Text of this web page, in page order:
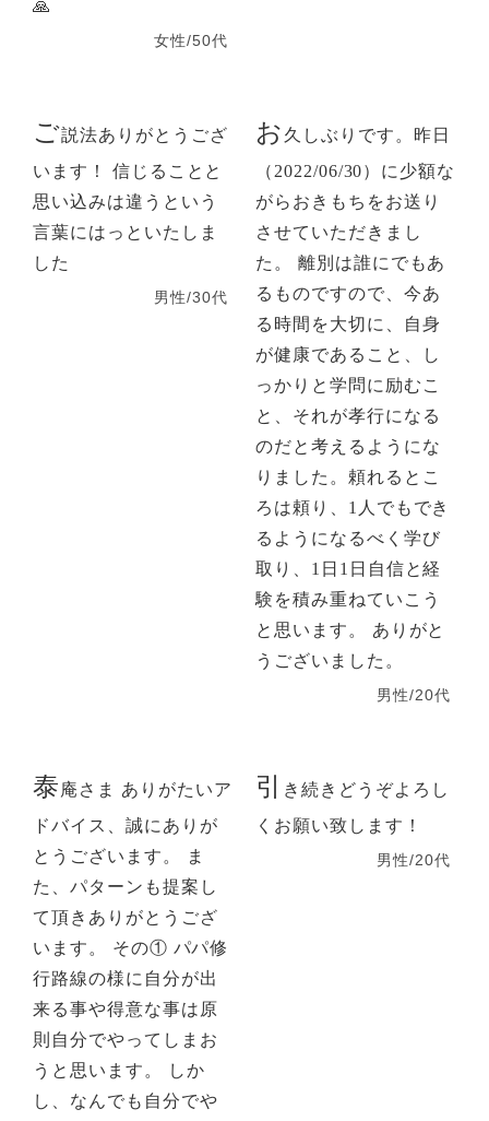
🙏
女性/50代
ご説法ありがとうござ
います！ 信じることと
思い込みは違うという
言葉にはっといたしま
した
男性/30代
お 久しぶりです。昨日
（2022/06/30）に少額な
がらおきもちをお送り
させていただきまし
た。 離別は誰にでもあ
るものですので、今あ
る時間を大切に、自身
が健康であること、し
っかりと学問に励むこ
と、それが孝行になる
のだと考えるようにな
りました。頼れるとこ
ろは頼り、1人でもでき
るようになるべく学び
取り、1日1日自信と経
験を積み重ねていこう
と思います。 ありがと
うございました。
男性/20代
泰 庵さま ありがたいア
ドバイス、誠にありが
とうございます。 ま
た、パターンも提案し
て頂きありがとうござ
います。 その① パパ修
行路線の様に自分が出
来る事や得意な事は原
則自分でやってしまお
うと思います。 しか
し、なんでも自分でや
引
き続きどうぞよろし
くお願い致します！
男性/20代